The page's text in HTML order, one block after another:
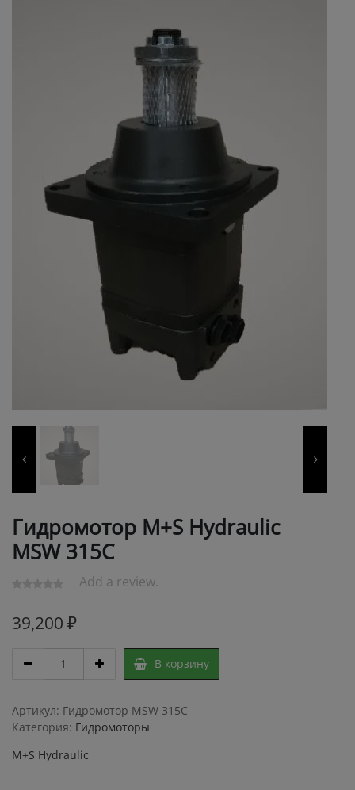
Гидромотор M+S Hydraulic
MSW 315C
Add a review.
39,200 ₽
M+S
MSW
315C
quantity
В корзину
Артикул: Гидромотор MSW 315C
Категория: Гидромоторы
M+S Hydraulic